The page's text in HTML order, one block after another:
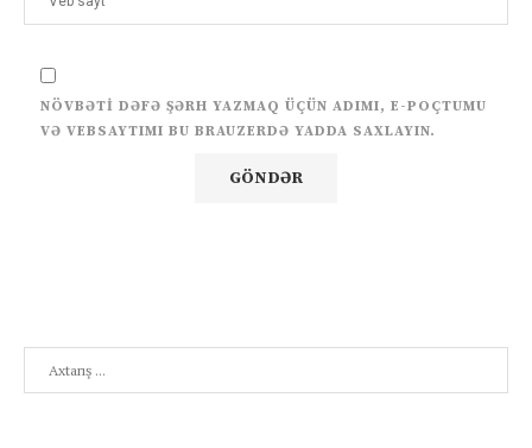
NÖVBƏTI DƏFƏ ŞƏRH YAZMAQ ÜÇÜN ADIMI, E-POÇTUMU
VƏ VEBSAYTIMI BU BRAUZERDƏ YADDA SAXLAYIN.